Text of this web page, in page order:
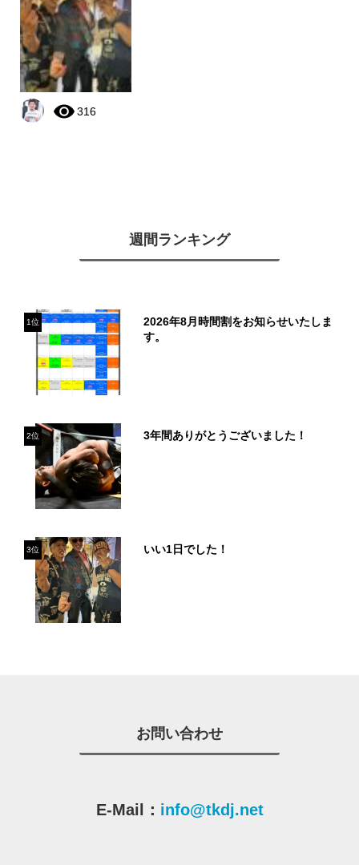
316
週間ランキング
1位
2026年8月時間割をお知らせいたしま
す。
2位 3年間ありがとうございました！
3位 いい1日でした！
お問い合わせ
E-Mail： info@tkdj.net